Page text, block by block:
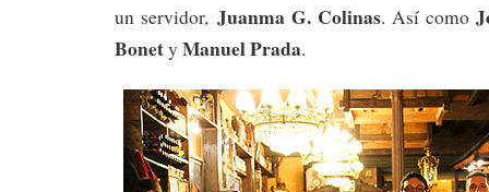
un servidor,Juanma G. Colinas. Así como
Bonety Manuel Prada.